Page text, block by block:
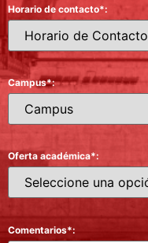
Horario de contacto*:
Campus*:
Oferta académica*:
Comentarios*: